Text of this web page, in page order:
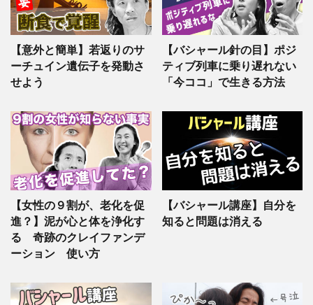
【意外と簡単】若返りのサ
ーチュイン遺伝子を発動さ
せよう
【バシャール針の目】ポジ
ティブ列車に乗り遅れない
「今ココ」で生きる方法
【女性の９割が、老化を促
進？】泥が心と体を浄化す
る 奇跡のクレイファンデ
ーション 使い方
【バシャール講座】自分を
知ると問題は消える